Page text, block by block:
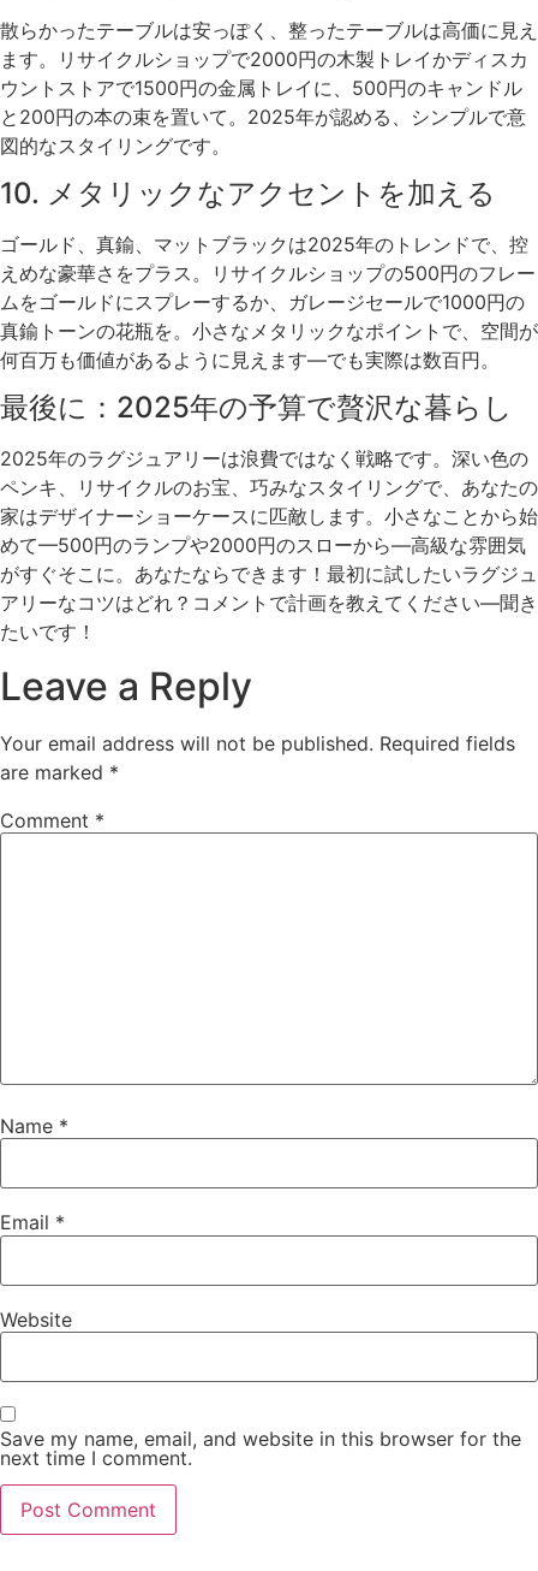
散らかったテーブルは安っぽく、整ったテーブルは高価に見え
ます。リサイクルショップで2000円の木製トレイかディスカ
ウントストアで1500円の金属トレイに、500円のキャンドル
と200円の本の束を置いて。2025年が認める、シンプルで意
図的なスタイリングです。
10. メタリックなアクセントを加える
ゴールド、真鍮、マットブラックは2025年のトレンドで、控
えめな豪華さをプラス。リサイクルショップの500円のフレー
ムをゴールドにスプレーするか、ガレージセールで1000円の
真鍮トーンの花瓶を。小さなメタリックなポイントで、空間が
何百万も価値があるように見えます—でも実際は数百円。
最後に：2025年の予算で贅沢な暮らし
2025年のラグジュアリーは浪費ではなく戦略です。深い色の
ペンキ、リサイクルのお宝、巧みなスタイリングで、あなたの
家はデザイナーショーケースに匹敵します。小さなことから始
めて—500円のランプや2000円のスローから—高級な雰囲気
がすぐそこに。あなたならできます！最初に試したいラグジュ
アリーなコツはどれ？コメントで計画を教えてください—聞き
たいです！
Leave a Reply
Your email address will not be published. Required fields
are marked *
Comment *
Name *
Email *
Website
Save my name, email, and website in this browser for the
next time I comment.